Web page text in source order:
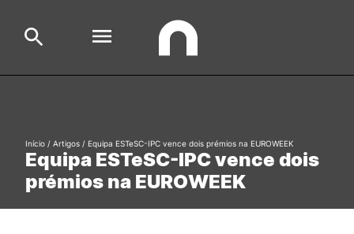
Cursos
Formative Offer
Equipa ESTeSC-IPC vence dois
prémios na EUROWEEK
Início / Artigos / Equipa ESTeSC-IPC vence dois prémios na EUROWEEK